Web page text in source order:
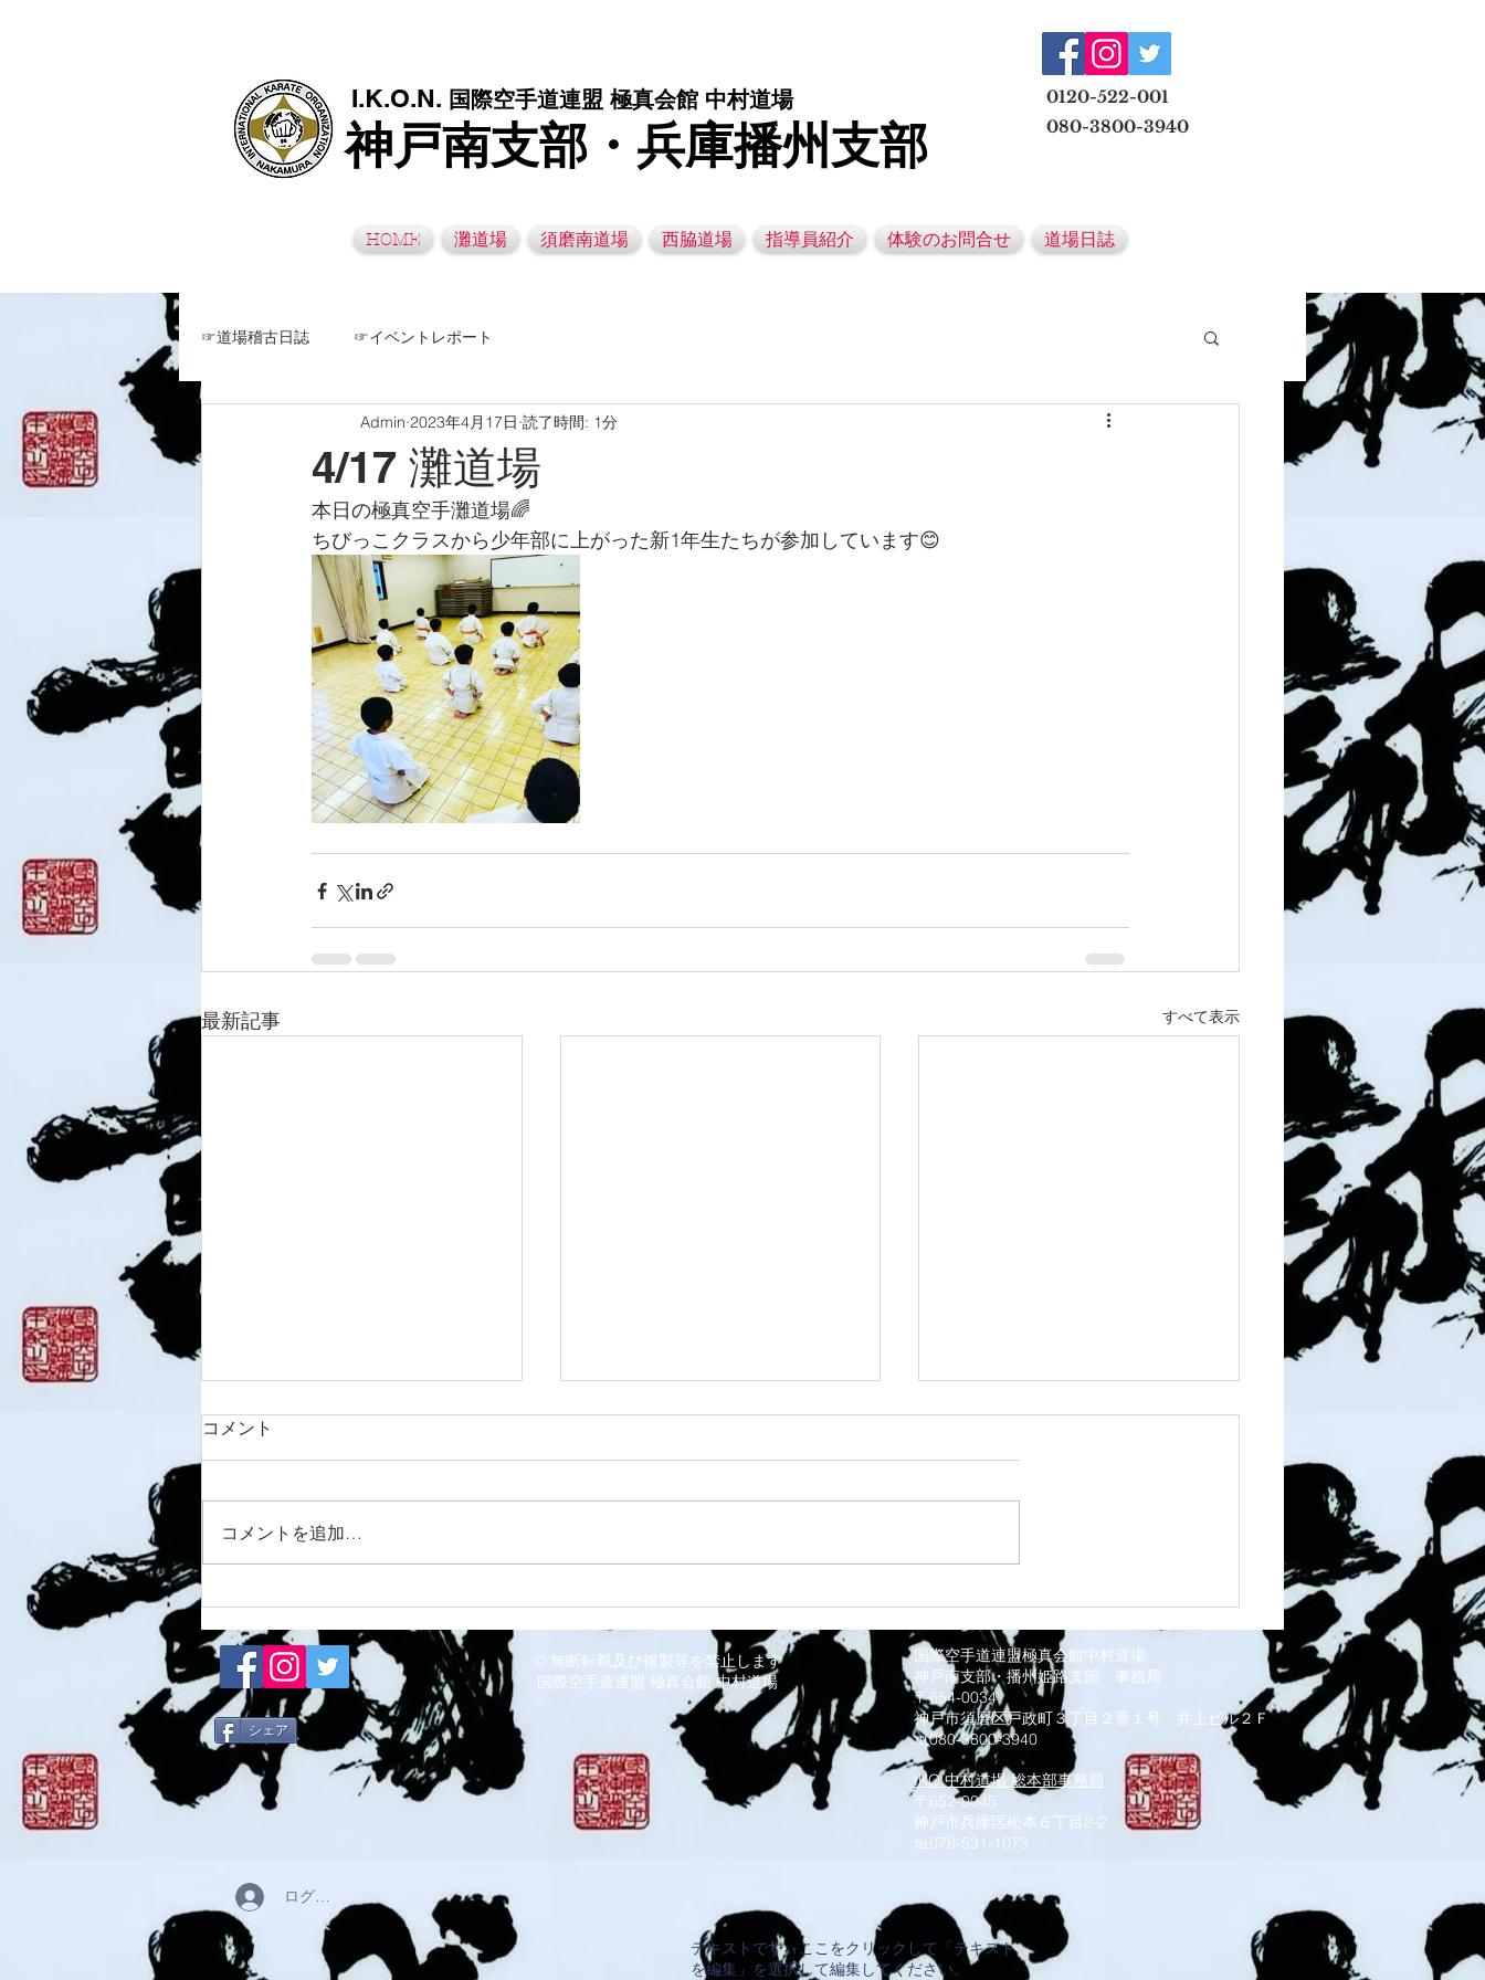
I.K.O.N. 国際空手道連盟 極真会館 中村道場
神戸南支部・兵庫播州支部
0120-522-001
080-3800-3940
HOME 灘道場 須磨南道場 西脇道場 指導員紹介 体験のお問合せ 道場日誌
☞道場稽古日誌 ☞イベントレポート
4/17 灘道場
Admin 2023年4月17日 読了時間: 1分
本日の極真空手灘道場🌈
ちびっこクラスから少年部に上がった新1年生たちが参加しています😊
最新記事 すべて表示
8/3 灘道場
コメント
コメントを追加…
© 無断転載及び複製等を禁止します
国際空手道連盟 極真会館 中村道場
シェア
ログイン
国際空手道連盟極真会館中村道場
神戸南支部・播州姫路支部 事務局
〒654-0034
神戸市須磨区戸政町３丁目２番１号 井上ビル２Ｆ
℡080-3800-3940
IKO.中村道場 総本部事務局
〒652-0045
神戸市兵庫区松本６丁目2-2
​℡078-531-1073
テキストです。ここをクリックして「テキスト
を編集」を選択して編集してください。